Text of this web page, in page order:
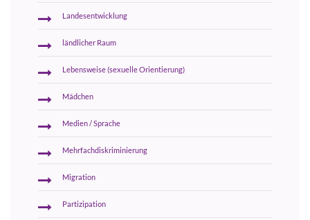
Landesentwicklung
ländlicher Raum
Lebensweise (sexuelle Orientierung)
Mädchen
Medien / Sprache
Mehrfachdiskriminierung
Migration
Partizipation